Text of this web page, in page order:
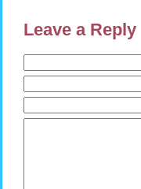
Leave a Reply